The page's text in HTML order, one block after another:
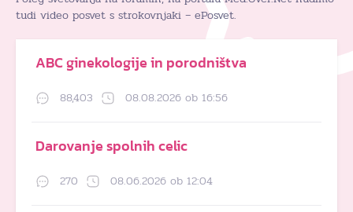
tudi video posvet s strokovnjaki – ePosvet.
ABC ginekologije in porodništva
88,403 08.08.2026 ob 16:56
Darovanje spolnih celic
270 08.06.2026 ob 12:04